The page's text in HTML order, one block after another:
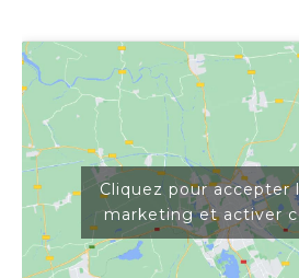
Cliquez pour accepter
marketing et activer